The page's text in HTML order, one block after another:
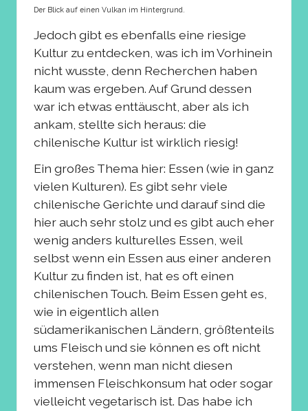
Der Blick auf einen Vulkan im Hintergrund.
Jedoch gibt es ebenfalls eine riesige
Kultur zu entdecken, was ich im Vorhinein
nicht wusste, denn Recherchen haben
kaum was ergeben. Auf Grund dessen
war ich etwas enttäuscht, aber als ich
ankam, stellte sich heraus: die
chilenische Kultur ist wirklich riesig!
Ein großes Thema hier: Essen (wie in ganz
vielen Kulturen). Es gibt sehr viele
chilenische Gerichte und darauf sind die
hier auch sehr stolz und es gibt auch eher
wenig anders kulturelles Essen, weil
selbst wenn ein Essen aus einer anderen
Kultur zu finden ist, hat es oft einen
chilenischen Touch. Beim Essen geht es,
wie in eigentlich allen
südamerikanischen Ländern, größtenteils
ums Fleisch und sie können es oft nicht
verstehen, wenn man nicht diesen
immensen Fleischkonsum hat oder sogar
vielleicht vegetarisch ist. Das habe ich